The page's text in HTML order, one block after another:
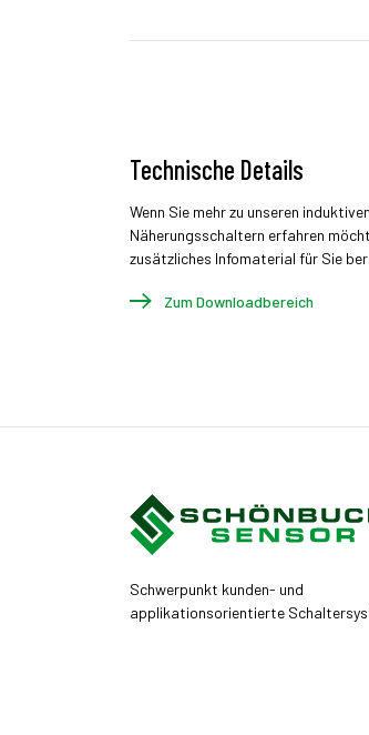
Technische Details
Wenn Sie mehr zu unseren
Näherungsschaltern erfahren
zusätzliches Infomaterial für Sie
Zum Downloadbereich
Schwerpunkt kunden- und
applikationsorientierte